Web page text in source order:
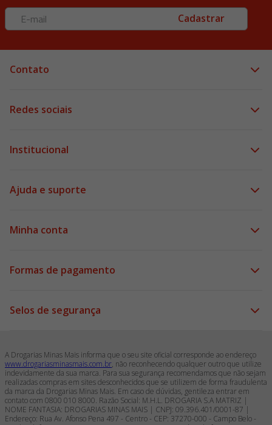
Cadastrar
Contato
Redes sociais
Institucional
Ajuda e suporte
Minha conta
Formas de pagamento
Selos de segurança
A Drogarias Minas Mais informa que o seu site oficial corresponde ao endereço
www.drogariasminasmais.com.br, não reconhecendo qualquer outro que utilize
indevidamente da sua marca. Para sua segurança recomendamos que não sejam
realizadas compras em sites desconhecidos que se utilizem de forma fraudulenta
da marca da Drogarias Minas Mais. Em caso de dúvidas, gentileza entrar em
contato com 0800 010 8000. Razão Social: M.H.L. DROGARIA S.A MATRIZ |
NOME FANTASIA: DROGARIAS MINAS MAIS | CNPJ: 09.396.401/0001-87 |
Endereço: Rua Av. Afonso Pena 497 - Centro - CEP: 37270-000 - Campo Belo -